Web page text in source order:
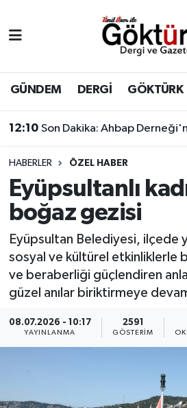
GÜNDEM DERGİ GÖKTÜRK
12:10 Son Dakika: Ahbap Derneği'nin
HABERLER ÖZEL HABER
Eyüpsultanlı
boğaz gezisi
Eyüpsultan Belediyesi, ilçede
sosyal ve kültürel etkinliklerle
ve beraberliği güçlendiren
güzel anılar biriktirmeye
08.07.2026 - 10:17
YAYINLANMA
2591
GÖSTERIM
BİLİM
DERGİ
DÜNYA
EĞİTİM
EKONOMİ
GÖKTÜRK
GÜNDEM
KEMERBURGAZ
MAGAZİN
Eyüpsultan Hava Durumu
Eyüpsultan Trafik Yoğunluk
Süper Lig Puan Durumu ve
Tüm Manşetler
Son Dakika Haberleri
Haber Arşivi